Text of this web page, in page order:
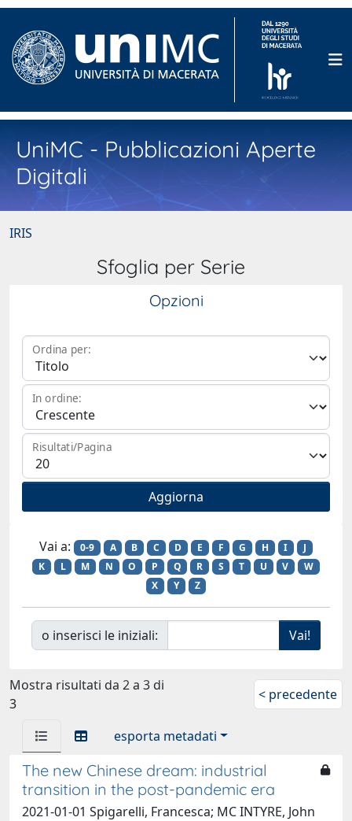
UniMC - Pubblicazioni Aperte
Digitali
IRIS
Sfoglia per Serie
Opzioni
Ordina per:
In ordine:
Risultati/Pagina
Vai a: 0-9 A B C D E F G H I
J
K
L M N O P Q R S T U V
W
X
Y Z
o inserisci le iniziali:
Mostra risultati da 2 a 3 di
3
< precedente
esporta metadati
The new Chinese dream: industrial
transition in the post-pandemic era
2021-01-01 Spigarelli, Francesca; MC INTYRE, John